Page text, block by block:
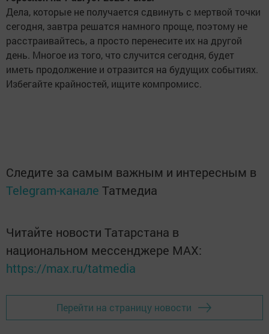
Дела, которые не получается сдвинуть с мертвой точки
сегодня, завтра решатся намного проще, поэтому не
расстраивайтесь, а просто перенесите их на другой
день. Многое из того, что случится сегодня, будет
иметь продолжение и отразится на будущих событиях.
Избегайте крайностей, ищите компромисс.
Следите за самым важным и интересным в
Telegram-канале Татмедиа
Читайте новости Татарстана в
национальном мессенджере MАХ:
https://max.ru/tatmedia
Перейти на страницу новости